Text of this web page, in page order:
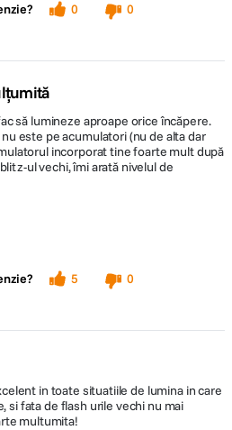
0
0
să lumineze aproape orice încăpere.
este pe acumulatori (nu de alta dar
incorporat tine foarte mult după
ul vechi, îmi arată nivelul de
5
0
in toate situatiile de lumina in care
si fata de flash urile vechi nu mai
multumita!